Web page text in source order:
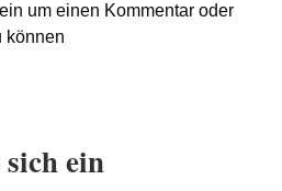
um einen Kommentar oder
können
ein